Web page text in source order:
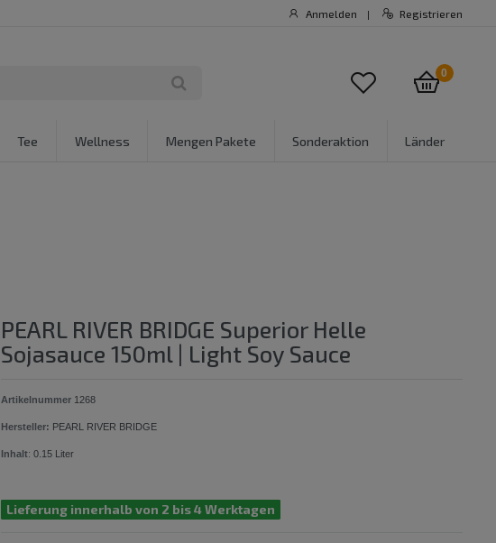
Anmelden | Registrieren
0
Tee Wellness Mengen Pakete Sonderaktion Länder
PEARL RIVER BRIDGE Superior Helle
Sojasauce 150ml | Light Soy Sauce
Artikelnummer 1268
Hersteller: PEARL RIVER BRIDGE
Inhalt:0.15 Liter
Lieferung innerhalb von 2 bis 4 Werktagen